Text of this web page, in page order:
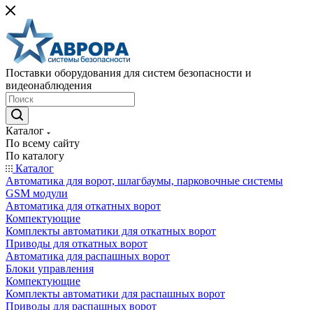
Поставки оборудования для систем безопасности и
видеонаблюдения
Каталог
По всему сайту
По каталогу
Каталог
Автоматика для ворот, шлагбаумы, парковочные системы
GSM модули
Автоматика для откатных ворот
Компектующие
Комплекты автоматики для откатных ворот
Приводы для откатных ворот
Автоматика для распашных ворот
Блоки управления
Компектующие
Комплекты автоматики для распашных ворот
Приводы для распашных ворот